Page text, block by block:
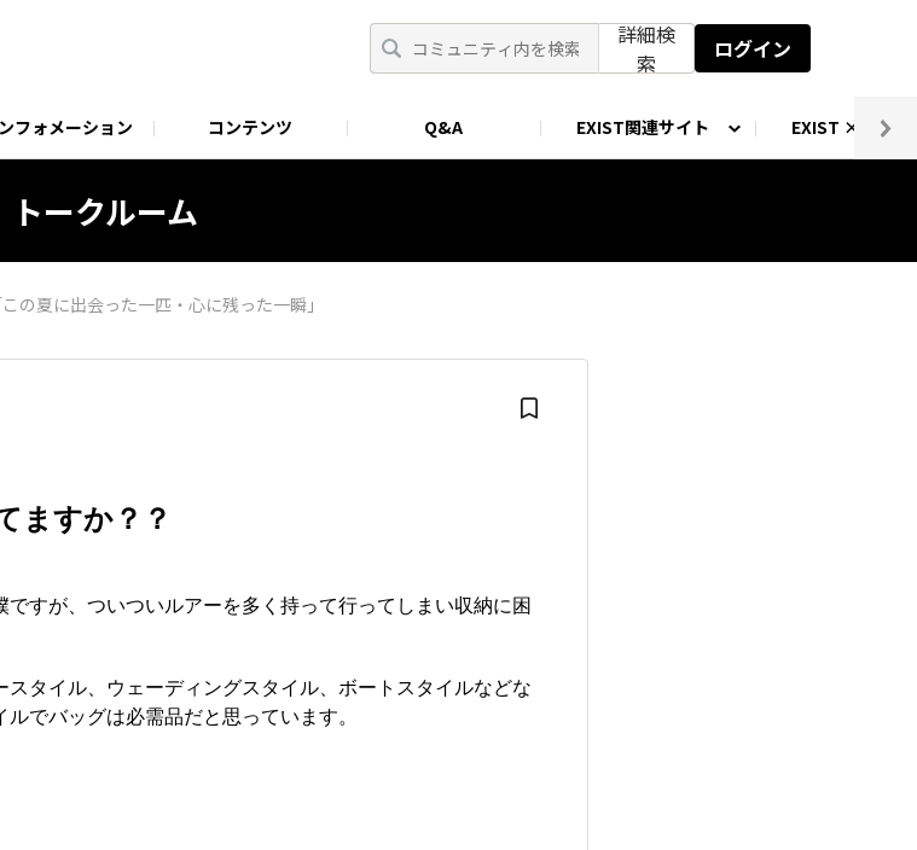
詳細検
索
ログイン
フォメーション コンテンツ Q&A EXIST関連サイト EXIST × SLP
トークルーム
の夏に出会った一匹・心に残った一瞬」
ますか？？
すが、ついついルアーを多く持って行ってしまい収納に困
タイル、ウェーディングスタイル、ボートスタイルなどな
でバッグは必需品だと思っています。